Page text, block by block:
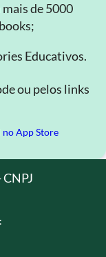
de 5000
Educativos.
ou pelos links